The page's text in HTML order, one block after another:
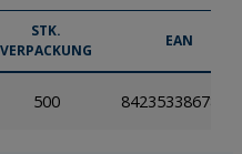
STK.
VERPACKUNG
EAN
500 8423533867827